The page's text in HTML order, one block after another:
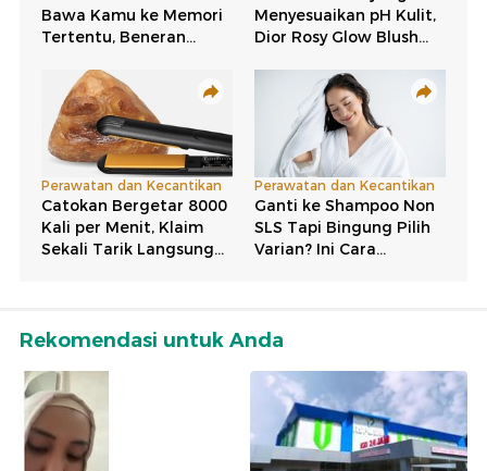
Rekomendasi untuk Anda